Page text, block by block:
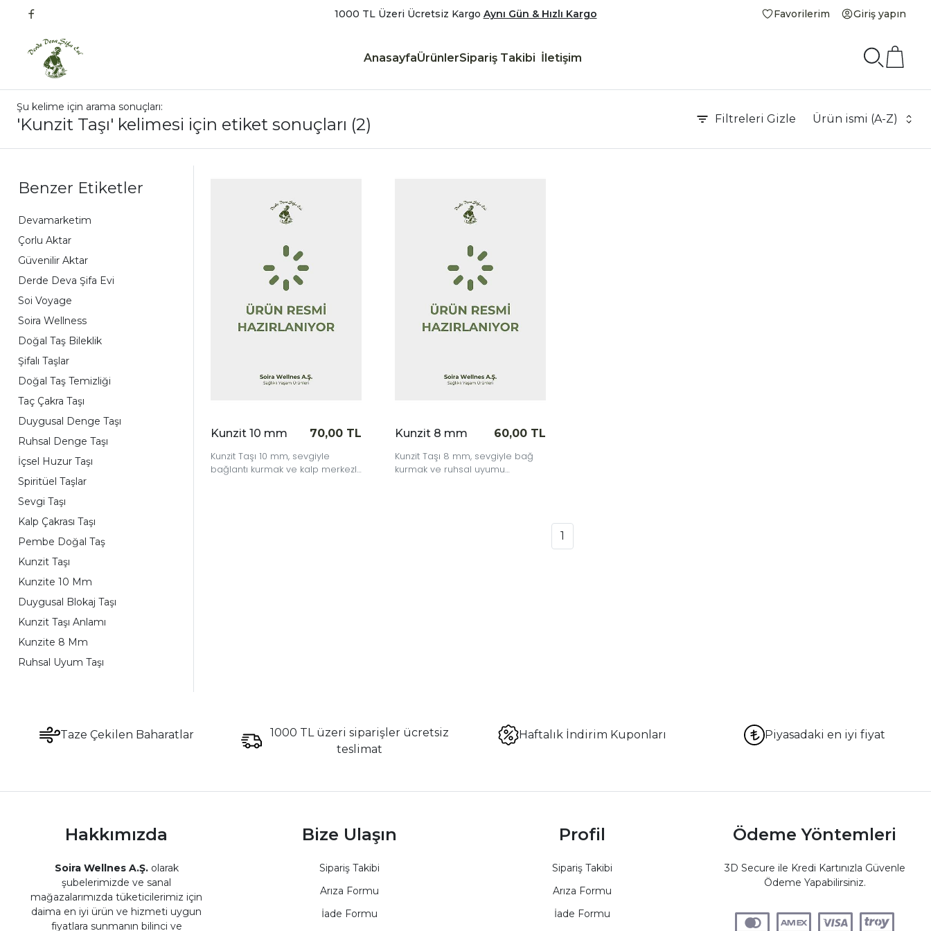
1000 TL Üzeri Ücretsiz Kargo Aynı Gün & Hızlı Kargo Favorilerim Giriş yapın
AnasayfaÜrünlerSipariş Takibi İletişim
Şu kelime için arama sonuçları:
'Kunzit Taşı' kelimesi için etiket sonuçları (2) Filtreleri Gizle Ürün ismi (A-Z)
Benzer Etiketler
Devamarketim
Çorlu Aktar
Güvenilir Aktar
Derde Deva Şifa Evi
Soi Voyage
Soira Wellness
Doğal Taş Bileklik
Şifalı Taşlar
Doğal Taş Temizliği
Taç Çakra Taşı
Duygusal Denge Taşı
Ruhsal Denge Taşı
İçsel Huzur Taşı
Spiritüel Taşlar
Sevgi Taşı
Kalp Çakrası Taşı
Pembe Doğal Taş
Kunzit Taşı
Kunzite 10 Mm
Duygusal Blokaj Taşı
Kunzit Taşı Anlamı
Kunzite 8 Mm
Ruhsal Uyum Taşı
Kunzit 10 mm
70,00 TL
Kunzit Taşı 10 mm, sevgiyle
bağlantı kurmak ve kalp merkezli
Kunzit 8 mm
60,00 TL
Kunzit Taşı 8 mm, sevgiyle bağ
kurmak ve ruhsal uyumu
1
Taze Çekilen Baharatlar
1000 TL üzeri siparişler ücretsiz
teslimat
Haftalık İndirim Kuponları Piyasadaki en iyi fiyat
Hakkımızda
Soira Wellnes A.Ş.olarak
şubelerimizde ve sanal
mağazalarımızda tüketicilerimiz için
daima en iyi ürün ve hizmeti uygun
fiyatlara sunmanın bilinci ve
Bize Ulaşın
Sipariş Takibi
Arıza Formu
İade Formu
Profil
Sipariş Takibi
Arıza Formu
İade Formu
Ödeme Yöntemleri
3D Secure ile Kredi Kartınızla Güvenle
Ödeme Yapabilirsiniz.